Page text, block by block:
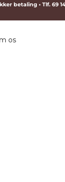
betaling • Tlf. 69
os